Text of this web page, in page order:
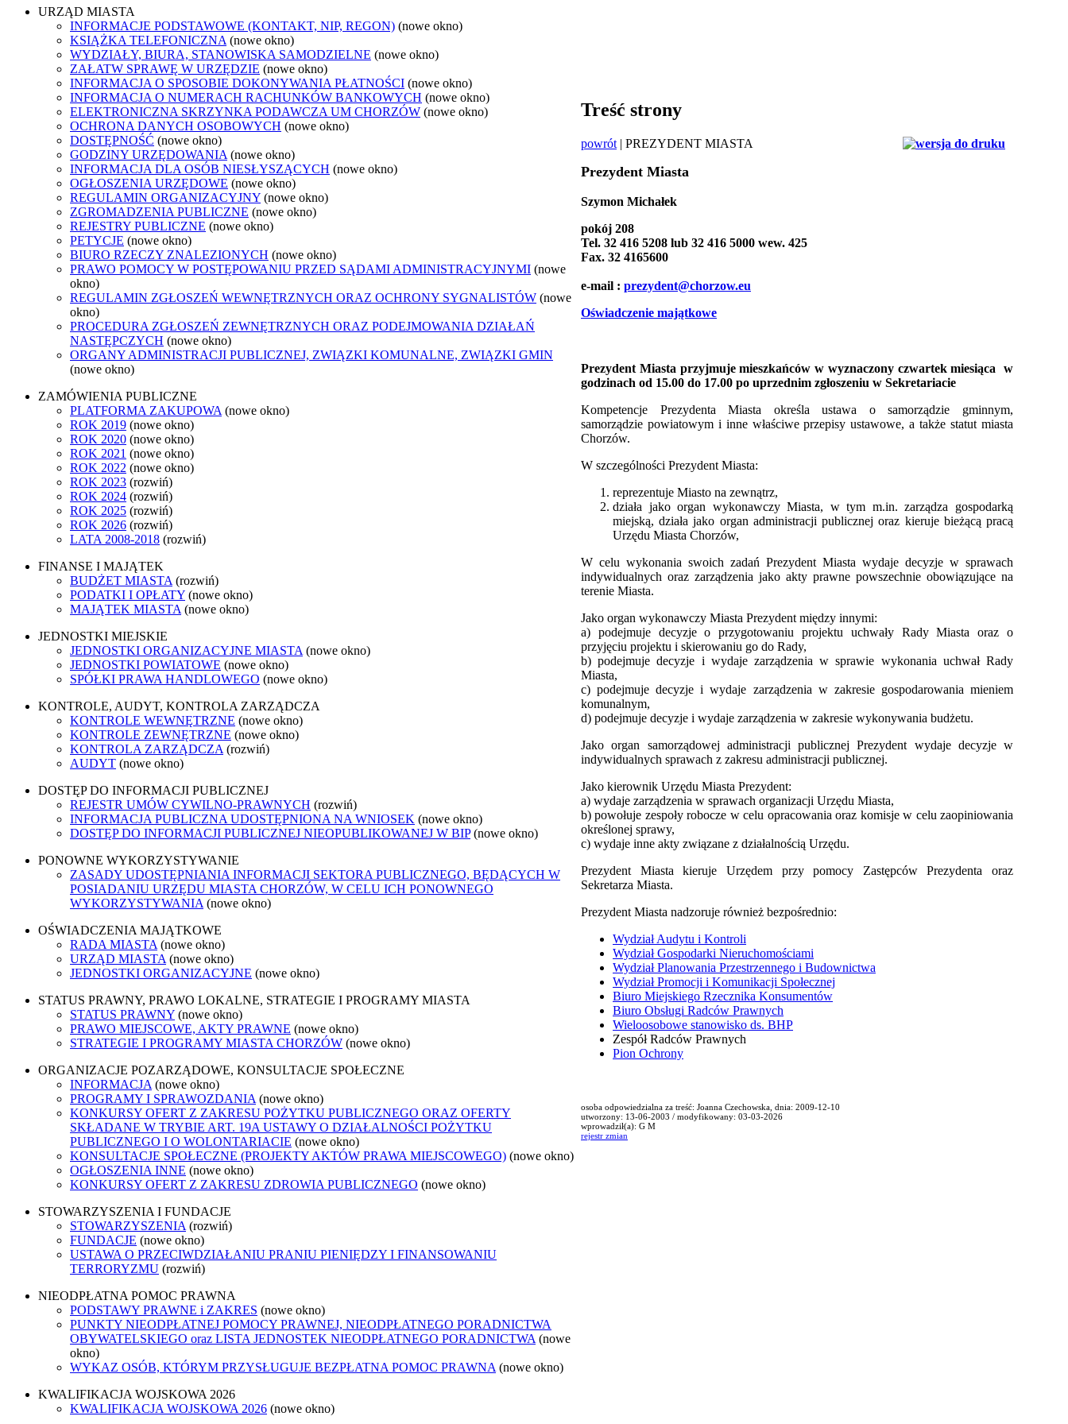
URZĄD MIASTA
INFORMACJE PODSTAWOWE (KONTAKT, NIP, REGON) (nowe okno)
KSIĄŻKA TELEFONICZNA (nowe okno)
WYDZIAŁY, BIURA, STANOWISKA SAMODZIELNE (nowe okno)
ZAŁATW SPRAWĘ W URZĘDZIE (nowe okno)
INFORMACJA O SPOSOBIE DOKONYWANIA PŁATNOŚCI (nowe okno)
INFORMACJA O NUMERACH RACHUNKÓW BANKOWYCH (nowe okno)
ELEKTRONICZNA SKRZYNKA PODAWCZA UM CHORZÓW (nowe okno)
OCHRONA DANYCH OSOBOWYCH (nowe okno)
DOSTĘPNOŚĆ (nowe okno)
GODZINY URZĘDOWANIA (nowe okno)
INFORMACJA DLA OSÓB NIESŁYSZĄCYCH (nowe okno)
OGŁOSZENIA URZĘDOWE (nowe okno)
REGULAMIN ORGANIZACYJNY (nowe okno)
ZGROMADZENIA PUBLICZNE (nowe okno)
REJESTRY PUBLICZNE (nowe okno)
PETYCJE (nowe okno)
BIURO RZECZY ZNALEZIONYCH (nowe okno)
PRAWO POMOCY W POSTĘPOWANIU PRZED SĄDAMI ADMINISTRACYJNYMI (nowe
okno)
REGULAMIN ZGŁOSZEŃ WEWNĘTRZNYCH ORAZ OCHRONY SYGNALISTÓW (nowe
okno)
PROCEDURA ZGŁOSZEŃ ZEWNĘTRZNYCH ORAZ PODEJMOWANIA DZIAŁAŃ
NASTĘPCZYCH (nowe okno)
ORGANY ADMINISTRACJI PUBLICZNEJ, ZWIĄZKI KOMUNALNE, ZWIĄZKI GMIN
(nowe okno)
ZAMÓWIENIA PUBLICZNE
PLATFORMA ZAKUPOWA (nowe okno)
ROK 2019 (nowe okno)
ROK 2020 (nowe okno)
ROK 2021 (nowe okno)
ROK 2022 (nowe okno)
ROK 2023 (rozwiń)
ROK 2024 (rozwiń)
ROK 2025 (rozwiń)
ROK 2026 (rozwiń)
LATA 2008-2018 (rozwiń)
FINANSE I MAJĄTEK
BUDŻET MIASTA (rozwiń)
PODATKI I OPŁATY (nowe okno)
MAJĄTEK MIASTA (nowe okno)
JEDNOSTKI MIEJSKIE
JEDNOSTKI ORGANIZACYJNE MIASTA (nowe okno)
JEDNOSTKI POWIATOWE (nowe okno)
SPÓŁKI PRAWA HANDLOWEGO (nowe okno)
KONTROLE, AUDYT, KONTROLA ZARZĄDCZA
KONTROLE WEWNĘTRZNE (nowe okno)
KONTROLE ZEWNĘTRZNE (nowe okno)
KONTROLA ZARZĄDCZA (rozwiń)
AUDYT (nowe okno)
DOSTĘP DO INFORMACJI PUBLICZNEJ
REJESTR UMÓW CYWILNO-PRAWNYCH (rozwiń)
INFORMACJA PUBLICZNA UDOSTĘPNIONA NA WNIOSEK (nowe okno)
DOSTĘP DO INFORMACJI PUBLICZNEJ NIEOPUBLIKOWANEJ W BIP (nowe okno)
PONOWNE WYKORZYSTYWANIE
ZASADY UDOSTĘPNIANIA INFORMACJI SEKTORA PUBLICZNEGO, BĘDĄCYCH W
POSIADANIU URZĘDU MIASTA CHORZÓW, W CELU ICH PONOWNEGO
WYKORZYSTYWANIA (nowe okno)
OŚWIADCZENIA MAJĄTKOWE
RADA MIASTA (nowe okno)
URZĄD MIASTA (nowe okno)
JEDNOSTKI ORGANIZACYJNE (nowe okno)
STATUS PRAWNY, PRAWO LOKALNE, STRATEGIE I PROGRAMY MIASTA
STATUS PRAWNY (nowe okno)
PRAWO MIEJSCOWE, AKTY PRAWNE (nowe okno)
STRATEGIE I PROGRAMY MIASTA CHORZÓW (nowe okno)
ORGANIZACJE POZARZĄDOWE, KONSULTACJE SPOŁECZNE
INFORMACJA (nowe okno)
PROGRAMY I SPRAWOZDANIA (nowe okno)
KONKURSY OFERT Z ZAKRESU POŻYTKU PUBLICZNEGO ORAZ OFERTY
SKŁADANE W TRYBIE ART. 19A USTAWY O DZIAŁALNOŚCI POŻYTKU
PUBLICZNEGO I O WOLONTARIACIE (nowe okno)
KONSULTACJE SPOŁECZNE (PROJEKTY AKTÓW PRAWA MIEJSCOWEGO) (nowe okno)
OGŁOSZENIA INNE (nowe okno)
KONKURSY OFERT Z ZAKRESU ZDROWIA PUBLICZNEGO (nowe okno)
STOWARZYSZENIA I FUNDACJE
STOWARZYSZENIA (rozwiń)
FUNDACJE (nowe okno)
USTAWA O PRZECIWDZIAŁANIU PRANIU PIENIĘDZY I FINANSOWANIU
TERRORYZMU (rozwiń)
NIEODPŁATNA POMOC PRAWNA
PODSTAWY PRAWNE i ZAKRES (nowe okno)
PUNKTY NIEODPŁATNEJ POMOCY PRAWNEJ, NIEODPŁATNEGO PORADNICTWA
OBYWATELSKIEGO oraz LISTA JEDNOSTEK NIEODPŁATNEGO PORADNICTWA (nowe
okno)
WYKAZ OSÓB, KTÓRYM PRZYSŁUGUJE BEZPŁATNA POMOC PRAWNA (nowe okno)
KWALIFIKACJA WOJSKOWA 2026
KWALIFIKACJA WOJSKOWA 2026 (nowe okno)
Treść strony
powrót | PREZYDENT MIASTA
Prezydent Miasta
Szymon Michałek
pokój 208
Tel. 32 416 5208 lub 32 416 5000 wew. 425
Fax. 32 4165600
e-mail : prezydent@chorzow.eu
Oświadczenie majątkowe
Prezydent Miasta przyjmuje mieszkańców w wyznaczony czwartek miesiąca w
godzinach od 15.00 do 17.00 po uprzednim zgłoszeniu w Sekretariacie
Kompetencje Prezydenta Miasta określa ustawa o samorządzie gminnym,
samorządzie powiatowym i inne właściwe przepisy ustawowe, a także statut miasta
Chorzów.
W szczególności Prezydent Miasta:
reprezentuje Miasto na zewnątrz,
działa jako organ wykonawczy Miasta, w tym m.in. zarządza gospodarką
miejską, działa jako organ administracji publicznej oraz kieruje bieżącą pracą
Urzędu Miasta Chorzów,
W celu wykonania swoich zadań Prezydent Miasta wydaje decyzje w sprawach
indywidualnych oraz zarządzenia jako akty prawne powszechnie obowiązujące na
terenie Miasta.
Jako organ wykonawczy Miasta Prezydent między innymi:
a) podejmuje decyzje o przygotowaniu projektu uchwały Rady Miasta oraz o
przyjęciu projektu i skierowaniu go do Rady,
b) podejmuje decyzje i wydaje zarządzenia w sprawie wykonania uchwał Rady
Miasta,
c) podejmuje decyzje i wydaje zarządzenia w zakresie gospodarowania mieniem
komunalnym,
d) podejmuje decyzje i wydaje zarządzenia w zakresie wykonywania budżetu.
Jako organ samorządowej administracji publicznej Prezydent wydaje decyzje w
indywidualnych sprawach z zakresu administracji publicznej.
Jako kierownik Urzędu Miasta Prezydent:
a) wydaje zarządzenia w sprawach organizacji Urzędu Miasta,
b) powołuje zespoły robocze w celu opracowania oraz komisje w celu zaopiniowania
określonej sprawy,
c) wydaje inne akty związane z działalnością Urzędu.
Prezydent Miasta kieruje Urzędem przy pomocy Zastępców Prezydenta oraz
Sekretarza Miasta.
Prezydent Miasta nadzoruje również bezpośrednio:
Wydział Audytu i Kontroli
Wydział Gospodarki Nieruchomościami
Wydział Planowania Przestrzennego i Budownictwa
Wydział Promocji i Komunikacji Społecznej
Biuro Miejskiego Rzecznika Konsumentów
Biuro Obsługi Radców Prawnych
Wieloosobowe stanowisko ds. BHP
Zespół Radców Prawnych
Pion Ochrony
osoba odpowiedzialna za treść: Joanna Czechowska, dnia: 2009-12-10
utworzony: 13-06-2003 / modyfikowany: 03-03-2026
wprowadził(a): G M
rejestr zmian